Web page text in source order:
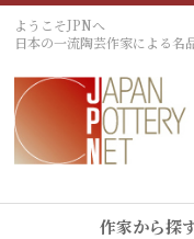
ようこそJPNへ
日本の一流陶芸作家による名
作家から探